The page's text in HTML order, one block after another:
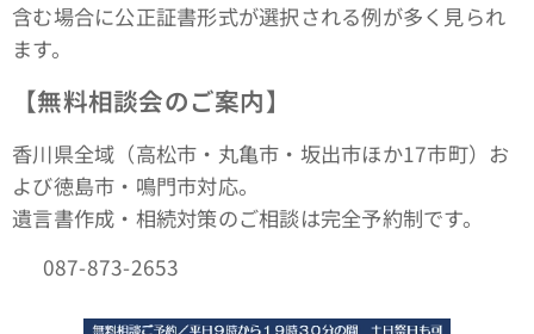
含む場合に公正証書形式が選択される例が多く見られ
ます。
【無料相談会のご案内】
香川県全域（高松市・丸亀市・坂出市ほか17市町）お
よび徳島市・鳴門市対応。
遺言書作成・相続対策のご相談は完全予約制です。
📞 087-873-2653